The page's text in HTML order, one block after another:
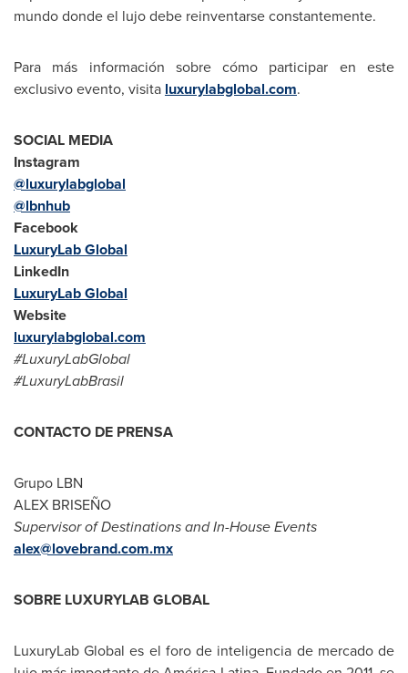
mundo donde el lujo debe reinventarse constantemente.
Para más información sobre cómo participar en este
exclusivo evento, visita luxurylabglobal.com.
SOCIAL MEDIA
Instagram
@luxurylabglobal
@lbnhub
Facebook
LuxuryLab Global
LinkedIn
LuxuryLab Global
Website
luxurylabglobal.com
#LuxuryLabGlobal
#LuxuryLabBrasil
CONTACTO DE PRENSA
Grupo LBN
ALEX BRISEÑO
Supervisor of Destinations and In-House Events
alex@lovebrand.com.mx
SOBRE LUXURYLAB GLOBAL
LuxuryLab Global es el foro de inteligencia de mercado de